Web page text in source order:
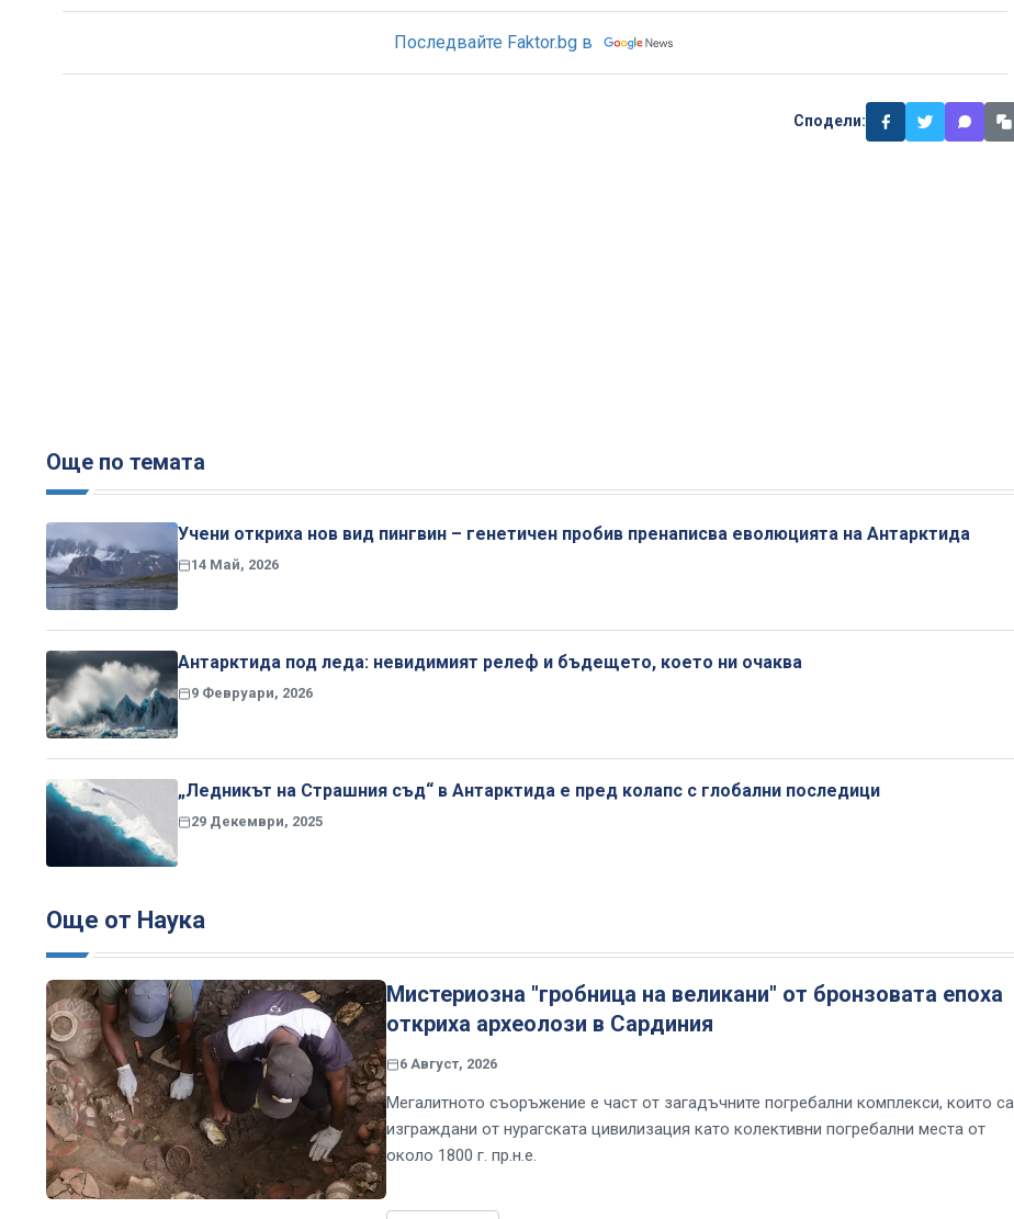
Последвайте Faktor.bg в
Сподели:
Още по темата
Учени откриха нов вид пингвин – генетичен пробив пренаписва еволюцията на Антарктида
14 Май, 2026
Антарктида под леда: невидимият релеф и бъдещето, което ни очаква
9 Февруари, 2026
„Ледникът на Страшния съд“ в Антарктида е пред колапс с глобални последици
29 Декември, 2025
Още от Наука
Мистериозна "гробница на великани" от бронзовата епоха
откриха археолози в Сардиния
6 Август, 2026
Мегалитното съоръжение е част от загадъчните погребални комплекси, които са
изграждани от нурагската цивилизация като колективни погребални места от
около 1800 г. пр.н.е.